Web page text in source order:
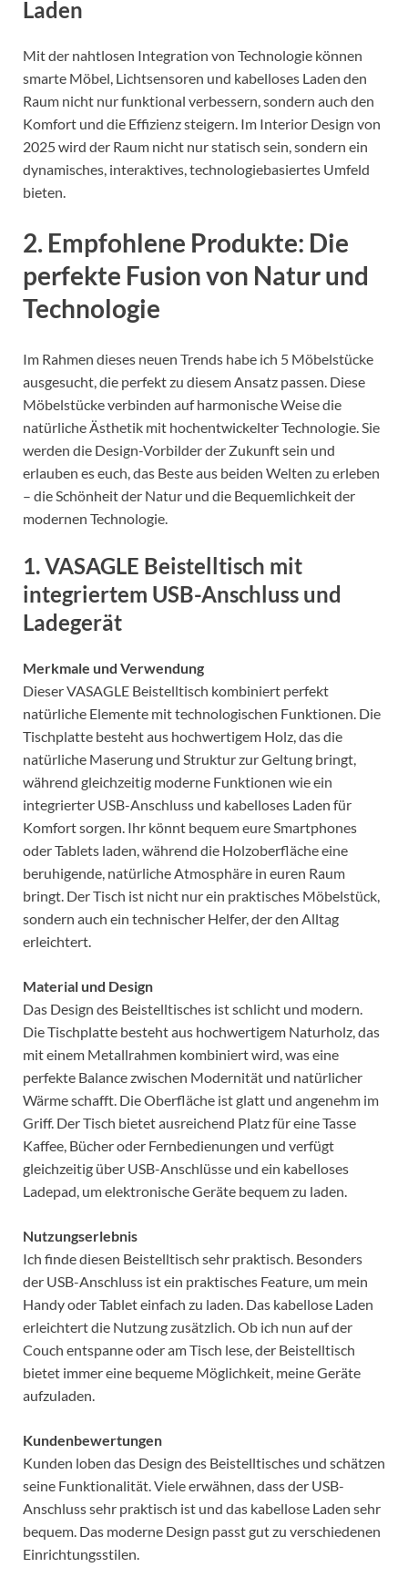
Laden
Mit der nahtlosen Integration von Technologie können
smarte Möbel, Lichtsensoren und kabelloses Laden den
Raum nicht nur funktional verbessern, sondern auch den
Komfort und die Effizienz steigern. Im Interior Design von
2025 wird der Raum nicht nur statisch sein, sondern ein
dynamisches, interaktives, technologiebasiertes Umfeld
bieten.
2. Empfohlene Produkte: Die
perfekte Fusion von Natur und
Technologie
Im Rahmen dieses neuen Trends habe ich 5 Möbelstücke
ausgesucht, die perfekt zu diesem Ansatz passen. Diese
Möbelstücke verbinden auf harmonische Weise die
natürliche Ästhetik mit hochentwickelter Technologie. Sie
werden die Design-Vorbilder der Zukunft sein und
erlauben es euch, das Beste aus beiden Welten zu erleben
– die Schönheit der Natur und die Bequemlichkeit der
modernen Technologie.
1.VASAGLE Beistelltisch mit
integriertem USB-Anschluss und
Ladegerät
Merkmale und Verwendung
Dieser VASAGLE Beistelltisch kombiniert perfekt
natürliche Elemente mit technologischen Funktionen. Die
Tischplatte besteht aus hochwertigem Holz, das die
natürliche Maserung und Struktur zur Geltung bringt,
während gleichzeitig moderne Funktionen wie ein
integrierter USB-Anschluss und kabelloses Laden für
Komfort sorgen. Ihr könnt bequem eure Smartphones
oder Tablets laden, während die Holzoberfläche eine
beruhigende, natürliche Atmosphäre in euren Raum
bringt. Der Tisch ist nicht nur ein praktisches Möbelstück,
sondern auch ein technischer Helfer, der den Alltag
erleichtert.
Material und Design
Das Design des Beistelltisches ist schlicht und modern.
Die Tischplatte besteht aus hochwertigem Naturholz, das
mit einem Metallrahmen kombiniert wird, was eine
perfekte Balance zwischen Modernität und natürlicher
Wärme schafft. Die Oberfläche ist glatt und angenehm im
Griff. Der Tisch bietet ausreichend Platz für eine Tasse
Kaffee, Bücher oder Fernbedienungen und verfügt
gleichzeitig über USB-Anschlüsse und ein kabelloses
Ladepad, um elektronische Geräte bequem zu laden.
Nutzungserlebnis
Ich finde diesen Beistelltisch sehr praktisch. Besonders
der USB-Anschluss ist ein praktisches Feature, um mein
Handy oder Tablet einfach zu laden. Das kabellose Laden
erleichtert die Nutzung zusätzlich. Ob ich nun auf der
Couch entspanne oder am Tisch lese, der Beistelltisch
bietet immer eine bequeme Möglichkeit, meine Geräte
aufzuladen.
Kundenbewertungen
Kunden loben das Design des Beistelltisches und schätzen
seine Funktionalität. Viele erwähnen, dass der USB-
Anschluss sehr praktisch ist und das kabellose Laden sehr
bequem. Das moderne Design passt gut zu verschiedenen
Einrichtungsstilen.